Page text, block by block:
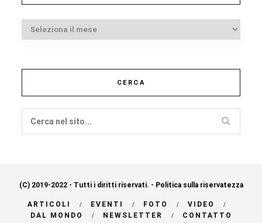
Archivi
CERCA
(C) 2019-2022 - Tutti i diritti riservati. - Politica sulla riservatezza
ARTICOLI EVENTI FOTO
VIDEO
DAL MONDO
NEWSLETTER CONTATTO